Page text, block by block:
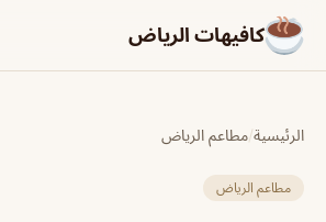
كافيهات الرياض
الرئيسية/مطاعم الرياض
مطاعم الرياض